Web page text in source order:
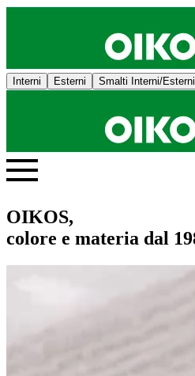
Interni Esterni Smalti Interni/Esterni
OIKOS,
colore e materia dal